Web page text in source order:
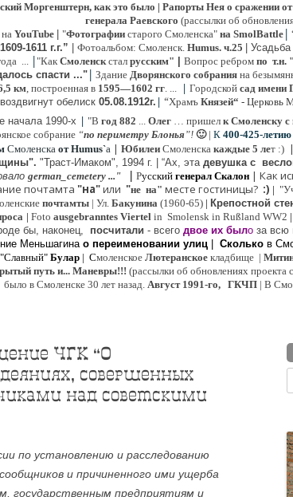
Моргенштерн, как это было | Рапорты Нея о сражении
генерала Раевского (рассылки об
YouTube "Фотографии старого Смоленска" на SmolBattle |
1609-1611 г.г.” Фотоальбом: Смоленск. Humus. ч.25 |
... |"Как Смоленскстал русским" Вопрос ребром по т.н.
спасти ..."| Здание Дворянского собрания на
км, построенная в 1595—1602 гг. ... | Городской сад имени
воздвигнут обелиск 05.08.1912г. | “Храмъ Князей“ - Церковь
начала 1990-х | "В год 882 ... Олег … пришел к Смоленску с
собрание “по периметру Блонья”! 🙂| К 400-425-летию
Смоленска от Humus`a | Юбилеи Смоленска каждые 5 лет :) |
"Траст-Имаком", 1994 г. “Ах, эта девушка с
german_cemetery ..." | Русский генерал Скалон | Как
почтамта "на"или "не на" месте гостиницы? :) |
почтамты | Ул. Бакунина (1960-65) | Крепостной
| Foto ausgebranntes Viertel in Smolensk in Rußland WW2 |
бы, наконец, посчитали - всего двое их было за всю
Меньшагина о переименовании улиц Сколько в
"Славный"Булар | Смоленское Лютерaнское кладбище |
путь и... Маневры!!! (рассылки об обновлениях
в Смоленске 30 лет назад.Август 1991-го, ГКЧП | В
ЧГК “О
совершенных
над советскими
по установлению и расследованию
и причиненного ими ущерба
государственным предприятиям и